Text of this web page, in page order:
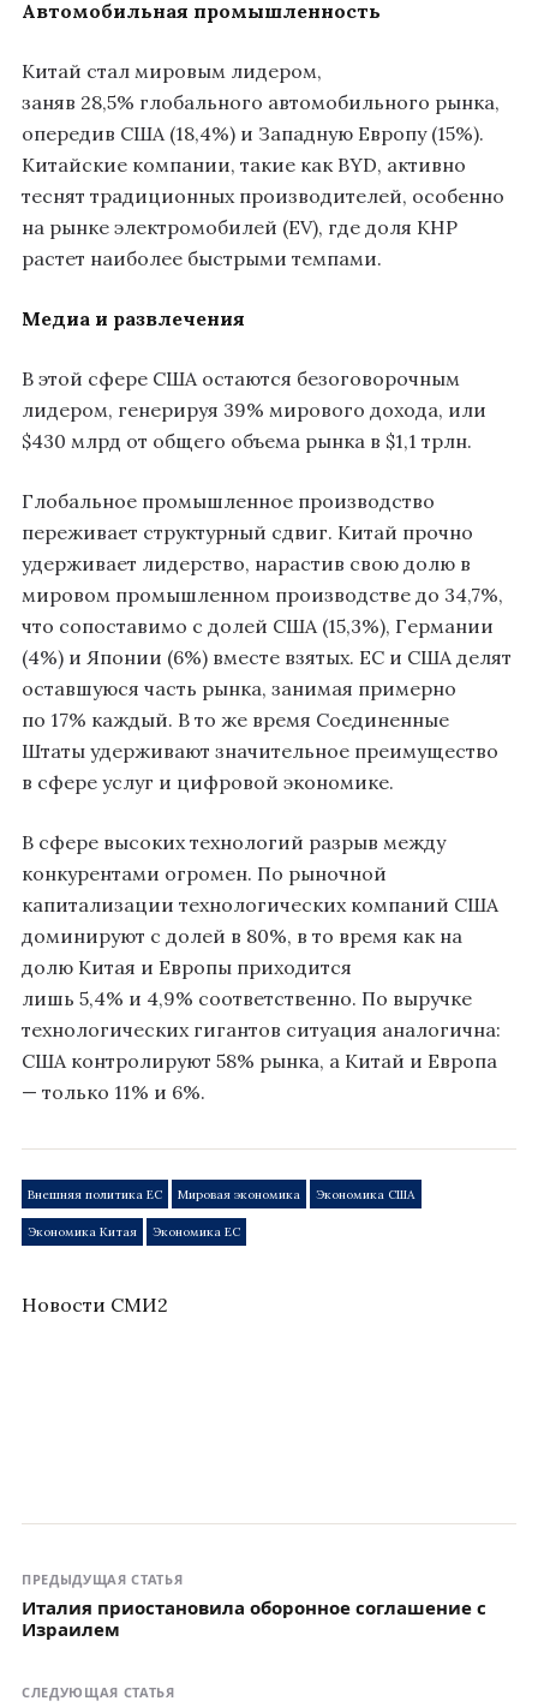
Автомобильная промышленность
Китай стал мировым лидером,
заняв 28,5% глобального автомобильного рынка,
опередив США (18,4%) и Западную Европу (15%).
Китайские компании, такие как BYD, активно
теснят традиционных производителей, особенно
на рынке электромобилей (EV), где доля КНР
растет наиболее быстрыми темпами.
Медиа и развлечения
В этой сфере США остаются безоговорочным
лидером, генерируя 39% мирового дохода, или
$430 млрд от общего объема рынка в $1,1 трлн.
Глобальное промышленное производство
переживает структурный сдвиг. Китай прочно
удерживает лидерство, нарастив свою долю в
мировом промышленном производстве до 34,7%,
что сопоставимо с долей США (15,3%), Германии
(4%) и Японии (6%) вместе взятых. ЕС и США делят
оставшуюся часть рынка, занимая примерно
по 17% каждый. В то же время Соединенные
Штаты удерживают значительное преимущество
в сфере услуг и цифровой экономике.
В сфере высоких технологий разрыв между
конкурентами огромен. По рыночной
капитализации технологических компаний США
доминируют с долей в 80%, в то время как на
долю Китая и Европы приходится
лишь 5,4% и 4,9% соответственно. По выручке
технологических гигантов ситуация аналогична:
США контролируют 58% рынка, а Китай и Европа
— только 11% и 6%.
Внешняя политика ЕС Мировая экономика Экономика США
Экономика Китая Экономика ЕС
Новости СМИ2
ПРЕДЫДУЩАЯ СТАТЬЯ
Италия приостановила оборонное соглашение с
Израилем
СЛЕДУЮЩАЯ СТАТЬЯ